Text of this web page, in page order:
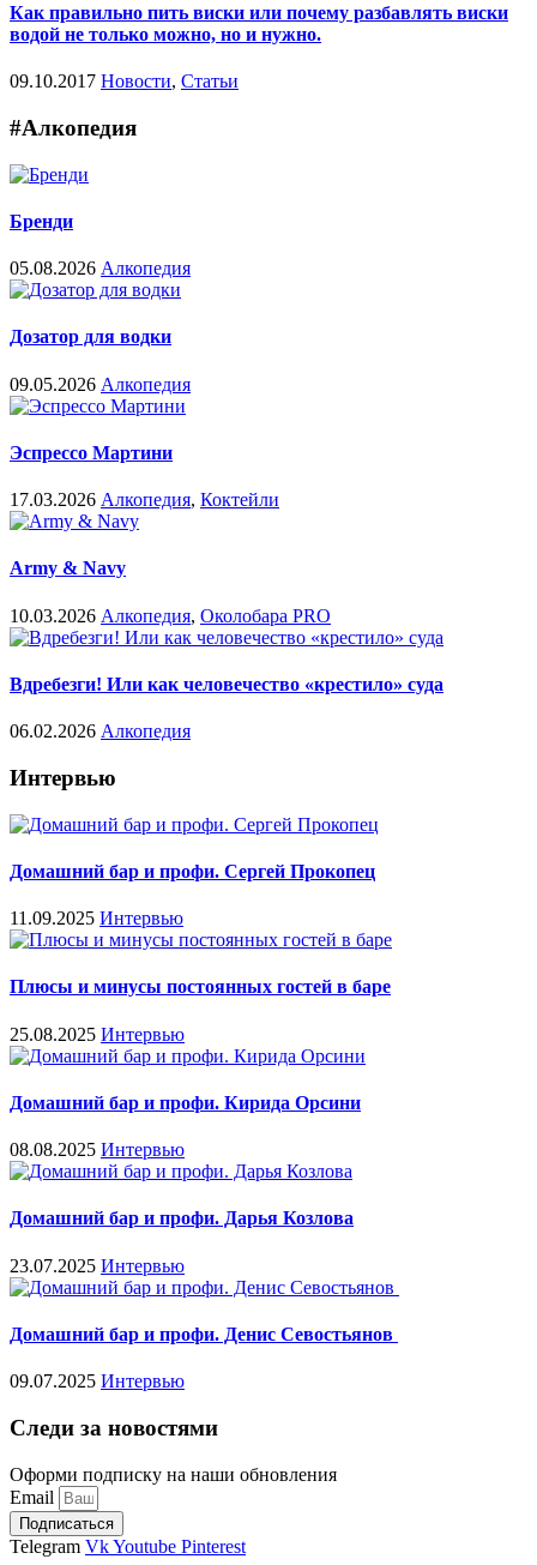
Как правильно пить виски или почему разбавлять виски
водой не только можно, но и нужно.
09.10.2017 Новости, Статьи
#Алкопедия
Бренди
05.08.2026 Алкопедия
Дозатор для водки
09.05.2026 Алкопедия
Эспрессо Мартини
17.03.2026 Алкопедия, Коктейли
Army & Navy
10.03.2026 Алкопедия, Околобара PRO
Вдребезги! Или как человечество «крестило» суда
06.02.2026 Алкопедия
Интервью
Домашний бар и профи. Сергей Прокопец
11.09.2025 Интервью
Плюсы и минусы постоянных гостей в баре
25.08.2025 Интервью
Домашний бар и профи. Кирида Орсини
08.08.2025 Интервью
Домашний бар и профи. Дарья Козлова
23.07.2025 Интервью
Домашний бар и профи. Денис Севостьянов
09.07.2025 Интервью
Следи за новостями
Оформи подписку на наши обновления
Email
Подписаться
Telegram VkYoutube Pinterest